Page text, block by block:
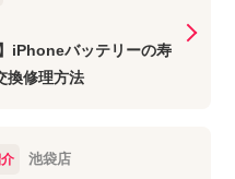
iPhoneバッテリーの寿
換修理方法
池袋店